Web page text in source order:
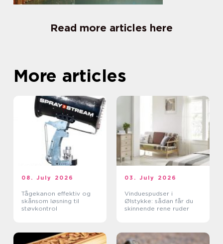
Read more articles here
More articles
08. July 2026
Tågekanon effektiv og
skånsom løsning til
støvkontrol
03. July 2026
Vinduespudser i
Ølstykke: sådan får du
skinnende rene ruder